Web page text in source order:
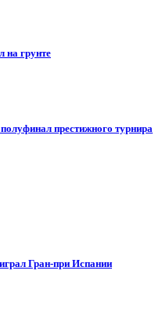
на грунте
престижного турнира
Гран-при Испании